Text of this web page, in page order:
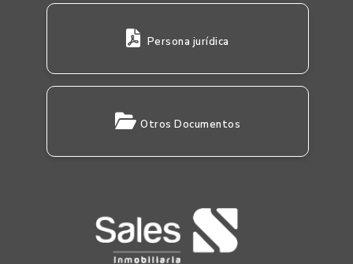
Persona jurídica
Otros Documentos